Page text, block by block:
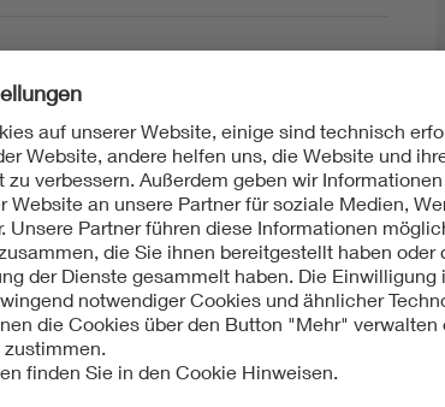
International
04 IEC 62237:2003-10
DKE Newsletter sind Sie immer top
fassen wir die wichtigsten Entwicklungen in der